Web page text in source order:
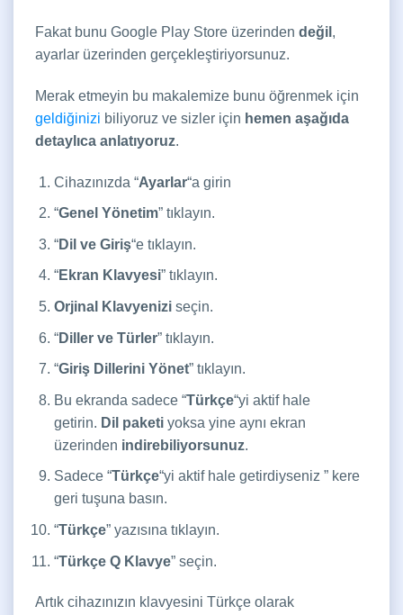
Fakat bunu Google Play Store üzerinden değil ,
ayarlar üzerinden gerçekleştiriyorsunuz.
Merak etmeyin bu makalemize bunu öğrenmek için
geldiğinizi biliyoruz ve sizler için hemen aşağıda
detaylıca anlatıyoruz.
Cihazınızda “Ayarlar“a girin
“Genel Yönetim” tıklayın.
“Dil ve Giriş“e tıklayın.
“Ekran Klavyesi” tıklayın.
Orjinal Klavyeniziseçin.
“Diller ve Türler” tıklayın.
“Giriş Dillerini Yönet” tıklayın.
Bu ekranda sadece “Türkçe“yi aktif hale
getirin. Dil paketiyoksa yine aynı ekran
üzerinden indirebiliyorsunuz.
Sadece “Türkçe“yi aktif hale getirdiyseniz ” kere
geri tuşuna basın.
“Türkçe” yazısına tıklayın.
“Türkçe Q Klavye” seçin.
Artık cihazınızın klavyesini Türkçe olarak